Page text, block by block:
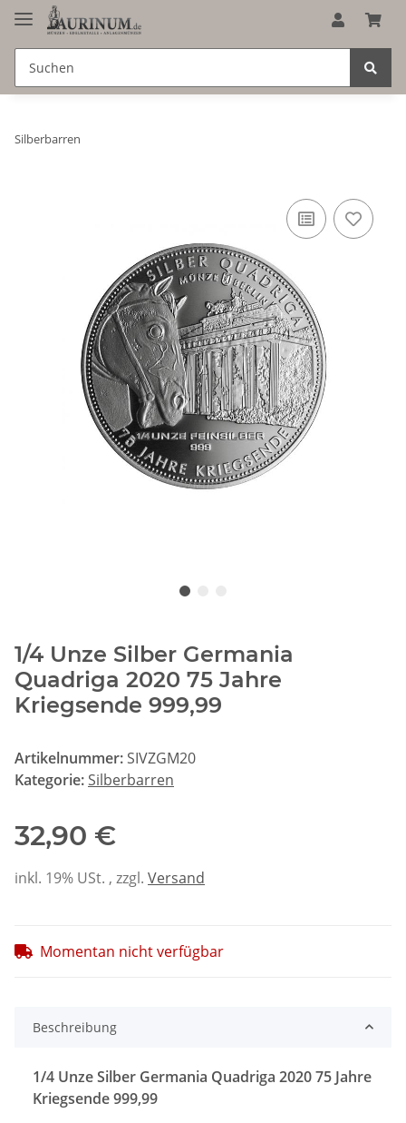
Silberbarren
1/4 Unze Silber Germania
Quadriga 2020 75 Jahre
Kriegsende 999,99
Artikelnummer: SIVZGM20
Kategorie: Silberbarren
32,90 €
inkl. 19% USt. , zzgl. Versand
Momentan nicht verfügbar
Beschreibung
1/4 Unze Silber Germania Quadriga 2020 75 Jahre
Kriegsende 999,99